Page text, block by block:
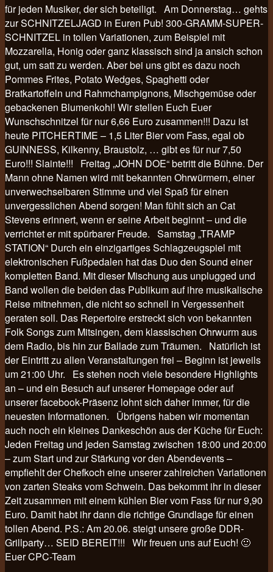
für jeden Musiker, der sich beteiligt. Am Donnerstag… gehts
zur SCHNITZELJAGD in Euren Pub! 300-GRAMM-SUPER-
SCHNITZEL in tollen Variationen, zum Beispiel mit
Mozzarella, Honig oder ganz klassisch sind ja ansich schon
gut, um satt zu werden. Aber bei uns gibt es dazu noch
Pommes Frites, Potato Wedges, Spaghetti oder
Bratkartoffeln und Rahmchampignons, Mischgemüse oder
gebackenen Blumenkohl! Wir stellen Euch Euer
Wunschschnitzel für nur 6,66 Euro zusammen!!! Dazu ist
heute PITCHERTIME – 1,5 Liter Bier vom Fass, egal ob
GUINNESS, Kilkenny, Braustolz, … gibt es für nur 7,50
Euro!!! Slainte!!! Freitag „JOHN DOE“ betritt die Bühne. Der
Mann ohne Namen wird mit bekannten Ohrwürmern, einer
unverwechselbaren Stimme und viel Spaß für einen
unvergesslichen Abend sorgen! Man fühlt sich an Cat
Stevens erinnert, wenn er seine Arbeit beginnt – und die
verrichtet er mit spürbarer Freude. Samstag „TRAMP
STATION“ Durch ein einzigartiges Schlagzeugspiel mit
elektronischen Fußpedalen hat das Duo den Sound einer
kompletten Band. Mit dieser Mischung aus unplugged und
Band wollen die beiden das Publikum auf ihre musikalische
Reise mitnehmen, die nicht so schnell in Vergessenheit
geraten soll. Das Repertoire erstreckt sich von bekannten
Folk Songs zum Mitsingen, dem klassischen Ohrwurm aus
dem Radio, bis hin zur Ballade zum Träumen. Natürlich ist
der Eintritt zu allen Veranstaltungen frei – Beginn ist jeweils
um 21:00 Uhr. Es stehen noch viele besondere Highlights
an – und ein Besuch auf unserer Homepage oder auf
unserer facebook-Präsenz lohnt sich daher immer, für die
neuesten Informationen. Übrigens haben wir momentan
auch noch ein kleines Dankeschön aus der Küche für Euch:
Jeden Freitag und jeden Samstag zwischen 18:00 und 20:00
– zum Start und zur Stärkung vor den Abendevents –
empfiehlt der Chefkoch eine unserer zahlreichen Variationen
von zarten Steaks vom Schwein. Das bekommt ihr in dieser
Zeit zusammen mit einem kühlen Bier vom Fass für nur 9,90
Euro. Damit habt ihr dann die richtige Grundlage für einen
tollen Abend. P.S.: Am 20.06. steigt unsere große DDR-
Grillparty… SEID BEREIT!!! Wir freuen uns auf Euch! 🙂
Euer CPC-Team